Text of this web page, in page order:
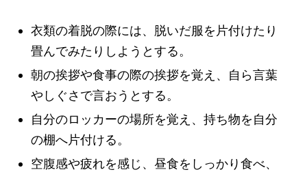
衣類の着脱の際には、脱いだ服を片付けたり
畳んでみたりしようとする。
朝の挨拶や食事の際の挨拶を覚え、自ら言葉
やしぐさで言おうとする。
自分のロッカーの場所を覚え、持ち物を自分
の棚へ片付ける。
空腹感や疲れを感じ、昼食をしっかり食べ、